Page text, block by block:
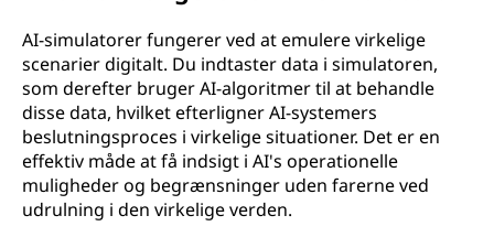
AI-simulatorer fungerer ved at emulere virkelige
scenarier digitalt. Du indtaster data i simulatoren,
som derefter bruger AI-algoritmer til at behandle
disse data, hvilket efterligner AI-systemers
beslutningsproces i virkelige situationer. Det er en
effektiv måde at få indsigt i AI's operationelle
muligheder og begrænsninger uden farerne ved
udrulning i den virkelige verden.